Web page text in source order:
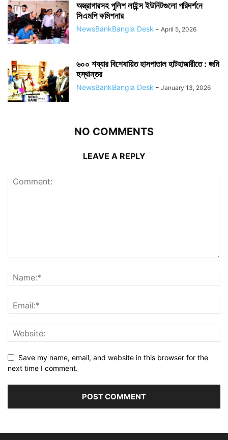
অস্ত্রাগারসহ পুলিশ লাইন্স ইউনিটগুলো পরিদর্শনে
সিএমপি কমিশনার
NewsBankBangla Desk - April 5, 2026
৬০০ শয্যার বিশেষায়িত হাসপাতাল হাটহাজারীতে : জমি
হস্থান্তর
NewsBankBangla Desk - January 13, 2026
NO COMMENTS
LEAVE A REPLY
Save my name, email, and website in this browser for the
next time I comment.